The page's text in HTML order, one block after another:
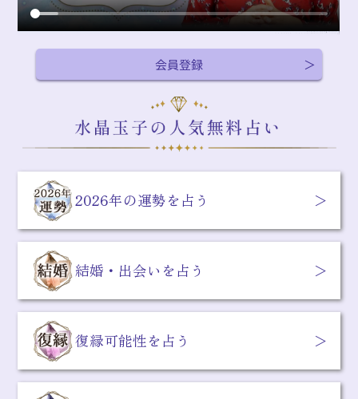
会員登録
2026年の運勢を占う
結婚・出会いを占う
復縁可能性を占う